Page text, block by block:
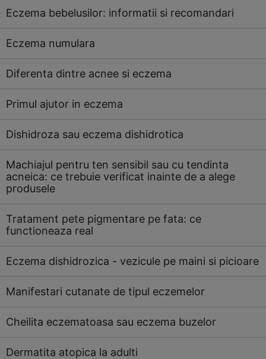
Eczema bebelusilor: informatii si recomandari
Eczema numulara
Diferenta dintre acnee si eczema
Primul ajutor in eczema
Dishidroza sau eczema dishidrotica
Machiajul pentru ten sensibil sau cu tendinta
acneica: ce trebuie verificat inainte de a alege
produsele
Tratament pete pigmentare pe fata: ce
functioneaza real
Eczema dishidrozica - vezicule pe maini si picioare
Manifestari cutanate de tipul eczemelor
Cheilita eczematoasa sau eczema buzelor
Dermatita atopica la adulti